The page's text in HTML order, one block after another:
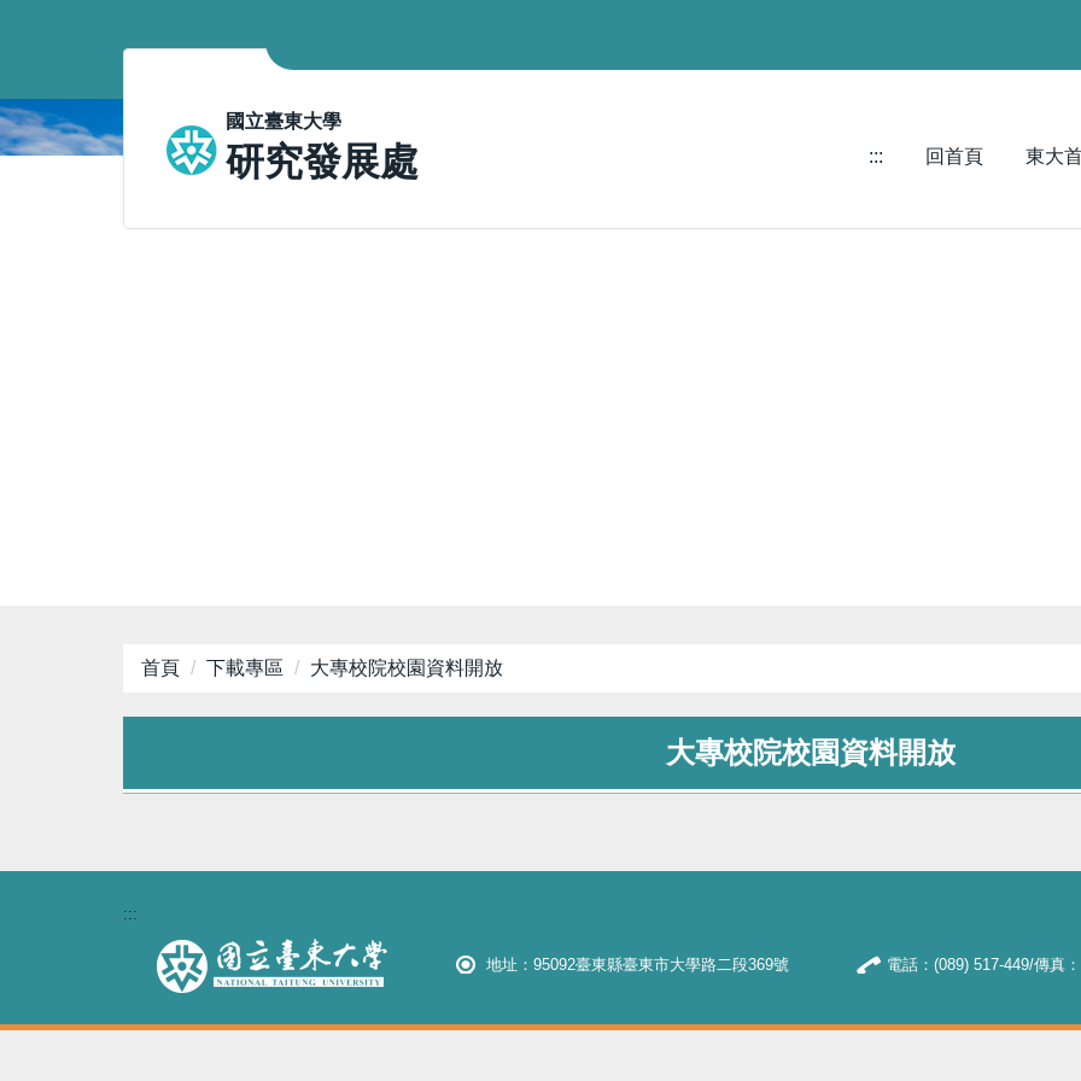
要
內
國立臺東大學
研究發展處 ::: 回首頁 東大
首頁 下載專區 大專校院校園資料開放
大專校院校園資料開放
:::
地址：95092臺東縣臺東市大學路二段369號 電話：(089) 517-449/傳真